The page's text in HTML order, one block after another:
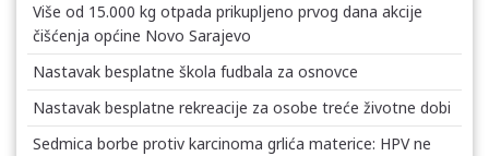
Više od 15.000 kg otpada prikupljeno prvog dana akcije
čišćenja općine Novo Sarajevo
Nastavak besplatne škola fudbala za osnovce
Nastavak besplatne rekreacije za osobe treće životne dobi
Sedmica borbe protiv karcinoma grlića materice: HPV ne